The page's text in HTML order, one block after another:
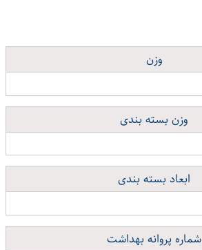
وزن
وزن بسته بندی
ابعاد بسته بندی
شماره پروانه بهداشت